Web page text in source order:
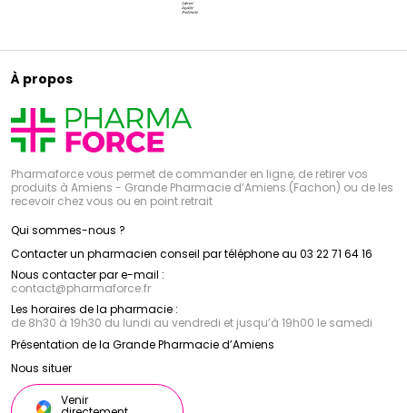
À propos
Pharmaforce vous permet de commander en ligne, de retirer vos
produits à Amiens - Grande Pharmacie d’Amiens (Fachon) ou de les
recevoir chez vous ou en point retrait
Qui sommes-nous ?
Contacter un pharmacien conseil par téléphone au 03 22 71 64 16
Nous contacter par e-mail :
contact@pharmaforce.fr
Les horaires de la pharmacie :
de 8h30 à 19h30 du lundi au vendredi et jusqu’à 19h00 le samedi
Présentation de la Grande Pharmacie d’Amiens
Nous situer
Venir